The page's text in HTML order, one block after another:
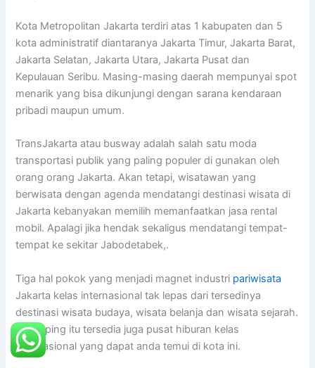
Kota Metropolitan Jakarta terdiri atas 1 kabupaten dan 5
kota administratif diantaranya Jakarta Timur, Jakarta Barat,
Jakarta Selatan, Jakarta Utara, Jakarta Pusat dan
Kepulauan Seribu. Masing-masing daerah mempunyai spot
menarik yang bisa dikunjungi dengan sarana kendaraan
pribadi maupun umum.
TransJakarta atau busway adalah salah satu moda
transportasi publik yang paling populer di gunakan oleh
orang orang Jakarta. Akan tetapi, wisatawan yang
berwisata dengan agenda mendatangi destinasi wisata di
Jakarta kebanyakan memilih memanfaatkan jasa rental
mobil. Apalagi jika hendak sekaligus mendatangi tempat-
tempat ke sekitar Jabodetabek,.
Tiga hal pokok yang menjadi magnet industri pariwisata
Jakarta kelas internasional tak lepas dari tersedinya
destinasi wisata budaya, wisata belanja dan wisata sejarah.
Disamping itu tersedia juga pusat hiburan kelas
internasional yang dapat anda temui di kota ini.